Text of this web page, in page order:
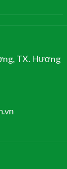
TX. Hương